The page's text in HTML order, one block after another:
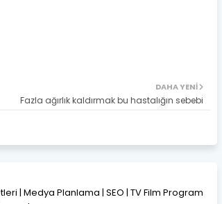
DAHA YENI
Fazla ağırlık kaldırmak bu hastalığın sebebi
| Medya Planlama | SEO | TV Film Program